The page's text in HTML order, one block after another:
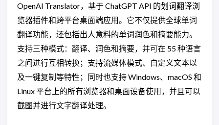
OpenAI Translator，基于 ChatGPT API 的划词翻译浏
览器插件和跨平台桌面端应用。它不仅提供全球单词
翻译功能，还包括出人意料的单词润色和摘要能力。
支持三种模式：翻译、润色和摘要，并可在 55 种语言
之间进行互相转换；支持流媒体模式、自定义文本以
及一键复制等特性；同时也支持 Windows、macOS 和
Linux 平台上的所有浏览器和桌面设备使用，并且可以
截图并进行文字翻译处理。